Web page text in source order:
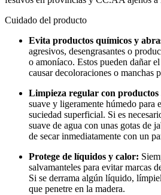
Cuidado del producto
Evita productos químicos y
agresivos, desengrasantes o
o amoníaco. Estos pueden dañar
causar decoloraciones o manchas
Limpieza regular con productos
suave y ligeramente húmedo para
suciedad superficial. Si es
suave de agua con unas gotas de
de secar inmediatamente con un
Protege de líquidos y calor:
salvamanteles para evitar marcas
Si se derrama algún líquido,
que penetre en la madera.